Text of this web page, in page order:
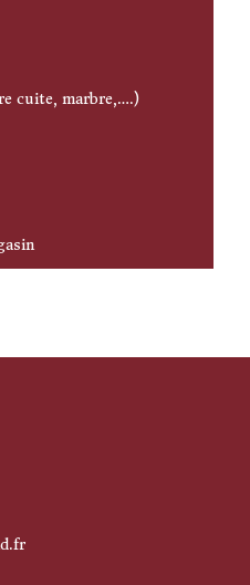
cuite, marbre,….)